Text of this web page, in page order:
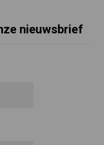
nieuwsbrief